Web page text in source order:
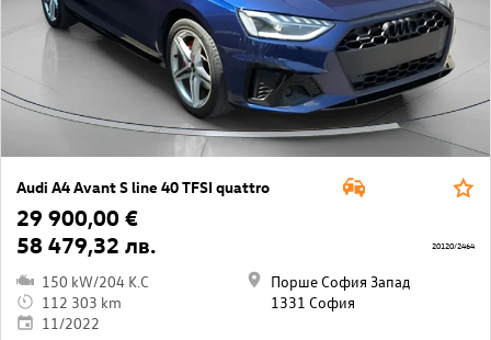
Audi A4 Avant S line 40 TFSI quattro
29 900,00 €
58 479,32 лв.
150 kW/204 K.C
112 303 km
11/2022
Порше София Запад
1331 София
20120/2464